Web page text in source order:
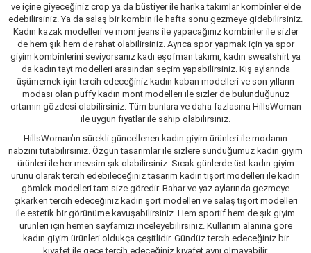
ve içine giyeceğiniz crop ya da büstiyer ile harika takımlar kombinler elde
edebilirsiniz. Ya da salaş bir kombin ile hafta sonu gezmeye gidebilirsiniz.
Kadın kazak modelleri ve mom jeans ile yapacağınız kombinler ile sizler
de hem şık hem de rahat olabilirsiniz. Ayrıca spor yapmak için ya spor
giyim kombinlerini seviyorsanız kadı eşofman takımı, kadın sweatshirt ya
da kadın tayt modelleri arasından seçim yapabilirsiniz. Kış aylarında
üşümemek için tercih edeceğiniz kadın kaban modelleri ve son yılların
modası olan puffy kadın mont modelleri ile sizler de bulunduğunuz
ortamın gözdesi olabilirsiniz. Tüm bunlara ve daha fazlasına HillsWoman
ile uygun fiyatlar ile sahip olabilirsiniz.
HillsWoman’ın sürekli güncellenen kadın giyim ürünleri ile modanın
nabzını tutabilirsiniz. Özgün tasarımlar ile sizlere sunduğumuz kadın giyim
ürünleri ile her mevsim şık olabilirsiniz. Sıcak günlerde üst kadın giyim
ürünü olarak tercih edebileceğiniz tasarım kadın tişört modelleri ile kadın
gömlek modelleri tam size göredir. Bahar ve yaz aylarında gezmeye
çıkarken tercih edeceğiniz kadın şort modelleri ve salaş tişört modelleri
ile estetik bir görünüme kavuşabilirsiniz. Hem sportif hem de şık giyim
ürünleri için hemen sayfamızı inceleyebilirsiniz. Kullanım alanına göre
kadın giyim ürünleri oldukça çeşitlidir. Gündüz tercih edeceğiniz bir
kıyafet ile gece tercih edeceğiniz kıyafet aynı olmayabilir.